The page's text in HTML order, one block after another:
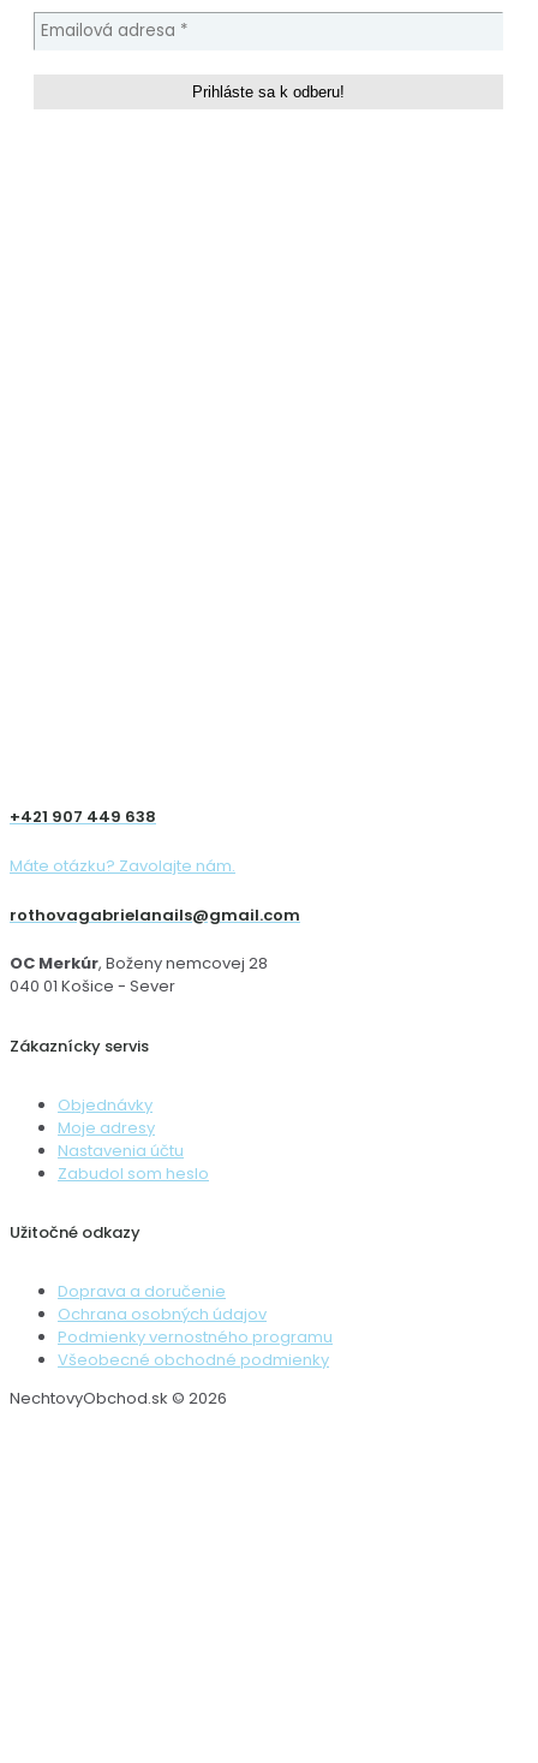
+421 907 449 638
Máte otázku? Zavolajte nám.
rothovagabrielanails@gmail.com
OC Merkúr, Boženy nemcovej 28
040 01 Košice - Sever
Zákaznícky servis
Objednávky
Moje adresy
Nastavenia účtu
Zabudol som heslo
Užitočné odkazy
Doprava a doručenie
Ochrana osobných údajov
Podmienky vernostného programu
Všeobecné obchodné podmienky
NechtovyObchod.sk © 2026